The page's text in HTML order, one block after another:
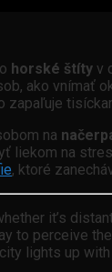
horské štíty v
ako vnímať
zapaľuje
na
liekom na
, ktoré
it’s
to perceive
lights up